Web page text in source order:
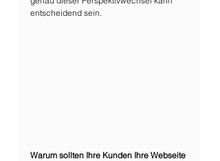
entscheidend sein.
Warum sollten Ihre Kunden Ihre Webseite